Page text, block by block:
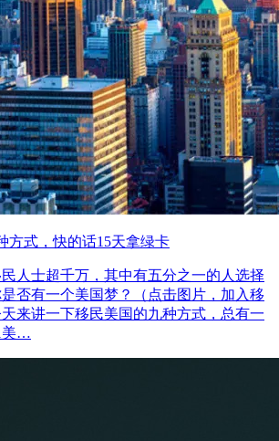
方式，快的话15天拿绿卡
人士超千万，其中有五分之一的人选择
否有一个美国梦？（点击图片，加入移
来讲一下移民美国的九种方式，总有一
美…